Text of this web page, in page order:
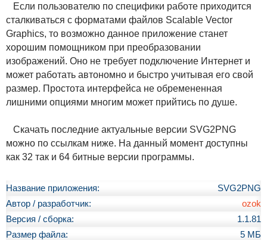
Если пользователю по специфики работе приходится
сталкиваться с форматами файлов Scalable Vector
Graphics, то возможно данное приложение станет
хорошим помощником при преобразовании
изображений. Оно не требует подключение Интернет и
может работать автономно и быстро учитывая его свой
размер. Простота интерфейса не обремененная
лишними опциями многим может прийтись по душе.
Скачать последние актуальные версии SVG2PNG
можно по ссылкам ниже. На данный момент доступны
как 32 так и 64 битные версии программы.
Название приложения:
SVG2PNG
Автор / разработчик:
ozok
Версия / сборка:
1.1.81
Размер файла:
5 МБ